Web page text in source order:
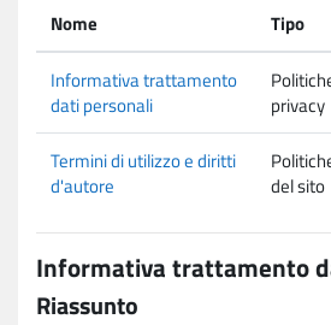
Nome Tipo
Informativa trattamento
dati personali
privacy
Termini di utilizzo e diritti
d'autore
del sito
Informativa trattamento
Riassunto